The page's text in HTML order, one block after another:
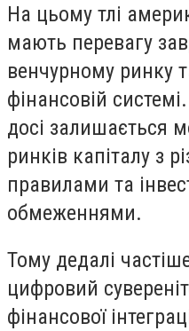
На цьому тлі
мають перевагу
венчурному ринку
фінансовій
досі залишається
ринків капіталу з
правилами та
обмеженнями.
Тому дедалі
цифровий
фінансової